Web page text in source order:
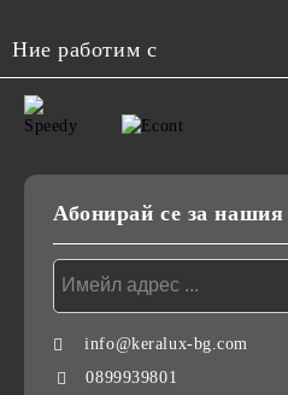
Ние работим с
Абонирай се за
info@keralux-bg.com
0899939801